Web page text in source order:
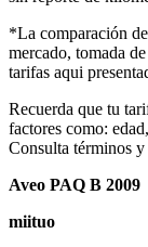
*La comparación
mercado, tomada
tarifas aqui
Recuerda que tu
factores como:
Consulta términos
Aveo PAQ B 2009
miituo